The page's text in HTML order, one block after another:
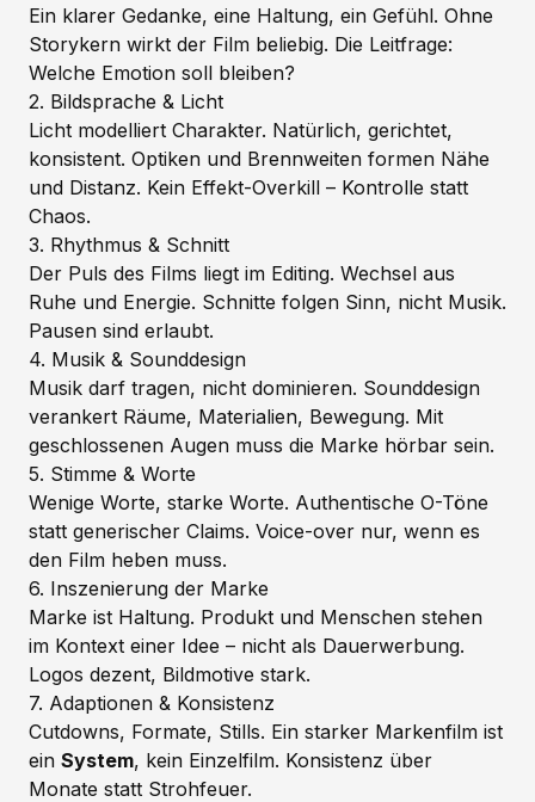
Ein klarer Gedanke, eine Haltung, ein Gefühl. Ohne
Storykern wirkt der Film beliebig. Die Leitfrage:
Welche Emotion soll bleiben?
2. Bildsprache & Licht
Licht modelliert Charakter. Natürlich, gerichtet,
konsistent. Optiken und Brennweiten formen Nähe
und Distanz. Kein Effekt-Overkill – Kontrolle statt
Chaos.
3. Rhythmus & Schnitt
Der Puls des Films liegt im Editing. Wechsel aus
Ruhe und Energie. Schnitte folgen Sinn, nicht Musik.
Pausen sind erlaubt.
4. Musik & Sounddesign
Musik darf tragen, nicht dominieren. Sounddesign
verankert Räume, Materialien, Bewegung. Mit
geschlossenen Augen muss die Marke hörbar sein.
5. Stimme & Worte
Wenige Worte, starke Worte. Authentische O-Töne
statt generischer Claims. Voice-over nur, wenn es
den Film heben muss.
6. Inszenierung der Marke
Marke ist Haltung. Produkt und Menschen stehen
im Kontext einer Idee – nicht als Dauerwerbung.
Logos dezent, Bildmotive stark.
7. Adaptionen & Konsistenz
Cutdowns, Formate, Stills. Ein starker Markenfilm ist
ein System, kein Einzelfilm. Konsistenz über
Monate statt Strohfeuer.